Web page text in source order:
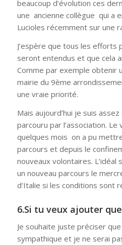
beaucoup d’évolution ces
une ancienne collègue qui a
Lucioles récemment sur une
J’espère que tous les efforts
seront entendus et que cela
Comme par exemple obtenir
mairie du 9ème
une vraie priorité.
Mais aujourd’hui je suis
parcouru par l’association. Le
quelques mois on a pu
parcours et depuis le
nouveaux volontaires.
un nouveau parcours le
d’Italie si les conditions sont
6.Si tu veux ajouter
Je souhaite juste préciser
sympathique et je ne serai